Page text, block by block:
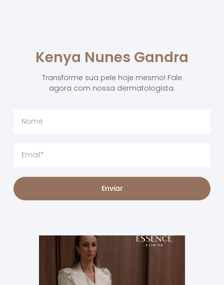
Kenya Nunes Gandra
Transforme sua pele hoje mesmo! Fale
agora com nossa dermatologista.
Enviar